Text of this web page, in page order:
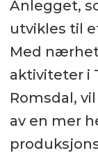
Anlegget,
utvikles til
Med
aktiviteter i
Romsdal,
av en mer